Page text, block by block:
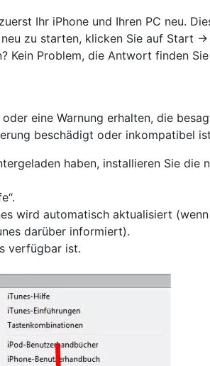
Ihr iPhone und Ihren PC neu.
zu starten, klicken Sie auf Start
Kein Problem, die Antwort finden
eine Warnung erhalten, die
beschädigt oder inkompatibel
haben, installieren Sie die
wird automatisch aktualisiert
darüber informiert).
verfügbar ist.